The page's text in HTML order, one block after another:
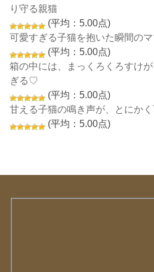
り守る親猫
(平均：5.00点)
可愛すぎる子猫を抱いた瞬間のマ
(平均：5.00点)
箱の中には、まっくろくろすけ
ぎる♡
(平均：5.00点)
甘える子猫の鳴き声が、とにか
(平均：5.00点)